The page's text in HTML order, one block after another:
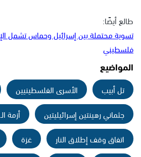
طالع أيضًا:
فلسطيني
المواضيع
تل أبيب الأسرى الفلسطينيين
جثماني رهينتين إسرائيليتين
أزمة الـ602 أسير فلسطيني
اتفاق وقف إطلاق النار
غزة